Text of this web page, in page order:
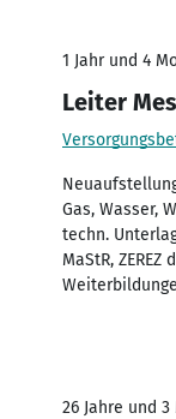
1 Jahr und 4
Leiter
Gas, Wasser,
techn.
MaStR,
26 Jahre und